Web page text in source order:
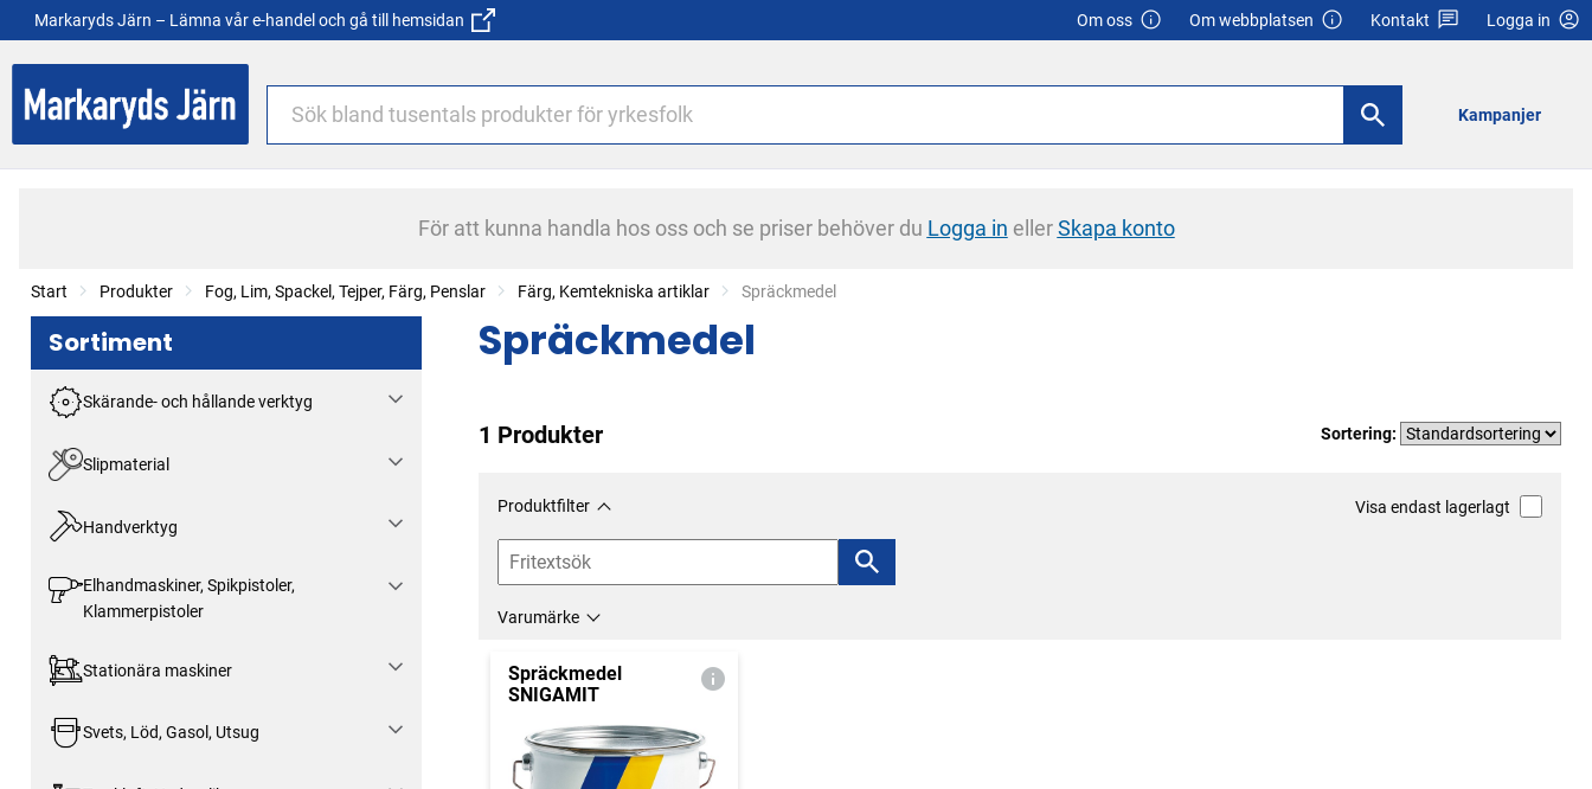
Markaryds Järn – Lämna vår e-handel och gå till hemsidan Om oss Om webbplatsen Kontakt Logga in
Kampanjer
För att kunna handla hos oss och se priser behöver du Logga in ellerSkapa konto
Start Produkter Fog, Lim, Spackel, Tejper, Färg, Penslar Färg, Kemtekniska artiklar Current:
Spräckmedel
Sortiment
Skärande- och hållande verktyg
Slipmaterial
Handverktyg
Elhandmaskiner, Spikpistoler,
Klammerpistoler
Stationära maskiner
Svets, Löd, Gasol, Utsug
Spräckmedel
1 Produkter Sortering:
Produktfilter Visa endast lagerlagt
Varumärke
Spräckmedel
SNIGAMIT